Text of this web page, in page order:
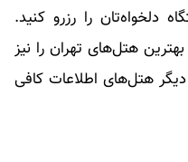
دلخواه‌تان را رزرو کنید.
هتل‌های تهران را نیز
دیگر هتل‌های اطلاعات کافی